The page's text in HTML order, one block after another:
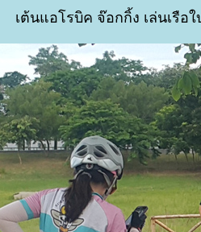
เต้นแอโรบิค จ๊อกกิ้ง เล่นเรื